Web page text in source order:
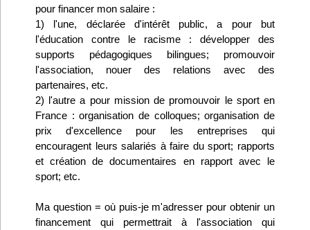
Divers
Abo Lettrasso
Désabo Lettrasso
Nous contacter
pour financer mon salaire :
1) l'une, déclarée d'intérêt public, a pour but
l'éducation contre le racisme : développer des
supports pédagogiques bilingues; promouvoir
l'association, nouer des relations avec des
partenaires, etc.
2) l'autre a pour mission de promouvoir le sport en
France : organisation de colloques; organisation de
prix d'excellence pour les entreprises qui
encouragent leurs salariés à faire du sport; rapports
et création de documentaires en rapport avec le
sport; etc.
Ma question = où puis-je m'adresser pour obtenir un
financement qui permettrait à l'association qui